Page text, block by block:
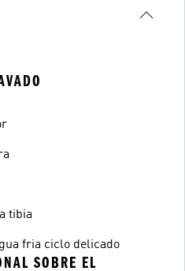
tibia
fria ciclo delicado
SOBRE EL